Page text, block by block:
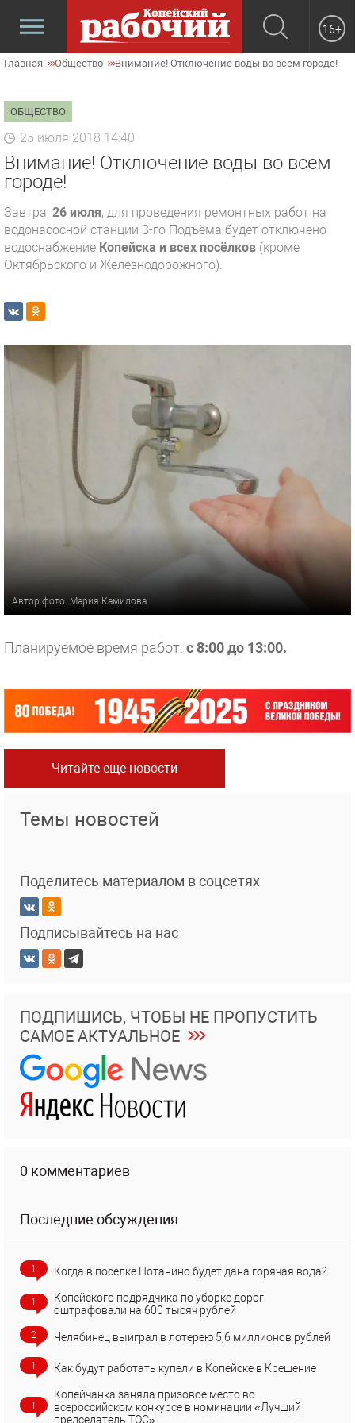
16+
Главная Общество Внимание! Отключение воды во всем городе!
ОБЩЕСТВО
25 июля 2018 14:40
Внимание! Отключение воды во всем
городе!
Завтра, 26 июля, для проведения ремонтных работ на
водонасосной станции 3-го Подъёма будет отключено
водоснабжение Копейска и всех посёлков (кроме
Октябрьского и Железнодорожного).
Автор фото: Мария Камилова
Планируемое время работ: с 8:00 до 13:00.
Читайте еще новости
Темы новостей
Поделитесь материалом в соцсетях
Подписывайтесь на нас
ПОДПИШИСЬ, ЧТОБЫ НЕ ПРОПУСТИТЬ
САМОЕ АКТУАЛЬНОЕ
0 комментариев
Последние обсуждения
1 Когда в поселке Потанино будет дана горячая вода?
1
Копейского подрядчика по уборке дорог
оштрафовали на 600 тысяч рублей
2 Челябинец выиграл в лотерею 5,6 миллионов рублей
1 Как будут работать купели в Копейске в Крещение
1
Копейчанка заняла призовое место во
всероссийском конкурсе в номинации «Лучший
председатель ТОС»